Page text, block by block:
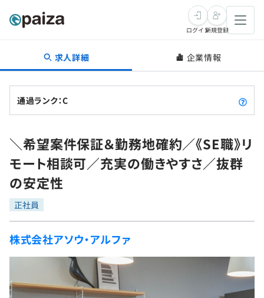
転職・キャリア
転職成功ガイド
転職エージェント
インタビュー
転職成功ガイド
新卒就活
求人検索
本選考
インターン
新卒エージェント
イベント・セミナー
学習
問題集
4択課題
リファレンス
プログラミング言語
再チャレンジ結果一覧
ゲーム・マンガ
Tech Team Journal
paiza times
paizaとは？
ログイン新規登録
求人詳細 企業情報
通過ランク：C
＼希望案件保証＆勤務地確約／《SE職》リ
モート相談可／充実の働きやすさ／抜群
の安定性
正社員
株式会社アソウ・アルファ